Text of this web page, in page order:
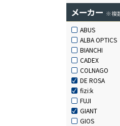
メーカー ※複
ABUS
ALBA OPTICS
BIANCHI
CADEX
COLNAGO
DE ROSA
fizi:k
FUJI
GIANT
GIOS